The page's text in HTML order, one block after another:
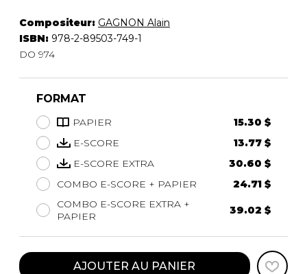
Compositeur: GAGNON Alain
ISBN: 978-2-89503-749-1
DO 974
FORMAT
PAPIER
15.30 $
E-SCORE
13.77 $
E-SCORE EXTRA
30.60 $
COMBO E-SCORE + PAPIER
24.71 $
COMBO E-SCORE EXTRA +
PAPIER
39.02 $
AJOUTER AU PANIER